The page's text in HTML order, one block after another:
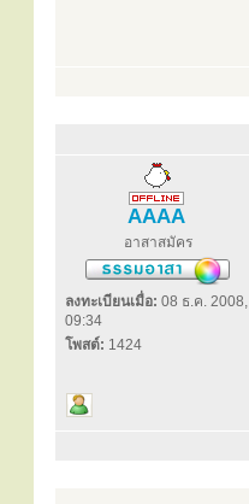
AAAA
อาสาสมัคร
ลงทะเบียนเมื่อ: 08 ธ.ค. 2008,
09:34
โพสต์: 1424